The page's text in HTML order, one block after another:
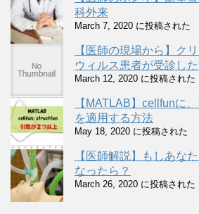
科外来
March 7, 2020 に投稿された
【医師の現場から】ク
ウィルス患者が受診し
March 12, 2020 に投稿された
【MATLAB】cellfunに
を適用する方法
May 18, 2020 に投稿された
【医師解説】もしあな
なったら？
March 26, 2020 に投稿された